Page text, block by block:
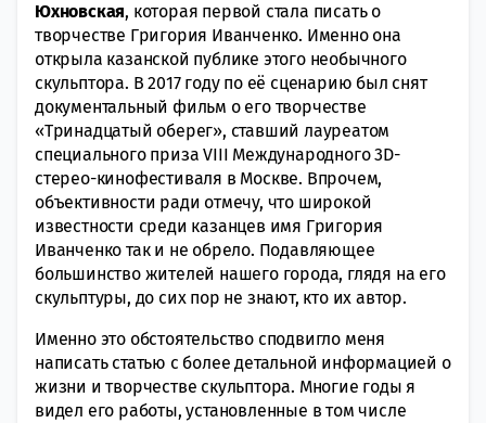
Юхновская, которая первой стала писать о
творчестве Григория Иванченко. Именно она
открыла казанской публике этого необычного
скульптора. В 2017 году по её сценарию был снят
документальный фильм о его творчестве
«Тринадцатый оберег», ставший лауреатом
специального приза VIII Международного 3D-
стерео-кинофестиваля в Москве. Впрочем,
объективности ради отмечу, что широкой
известности среди казанцев имя Григория
Иванченко так и не обрело. Подавляющее
большинство жителей нашего города, глядя на его
скульптуры, до сих пор не знают, кто их автор.
Именно это обстоятельство сподвигло меня
написать статью с более детальной информацией о
жизни и творчестве скульптора. Многие годы я
видел его работы, установленные в том числе